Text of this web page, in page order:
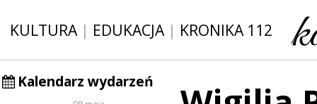
KULTURA| EDUKACJA| KRONIKA 112
Kalendarz wydarzeń